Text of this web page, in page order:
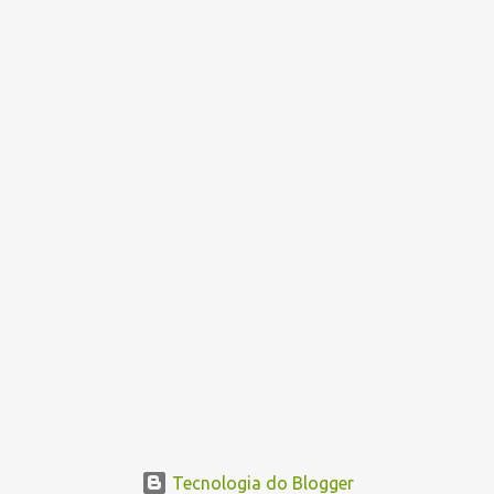
Tecnologia do Blogger